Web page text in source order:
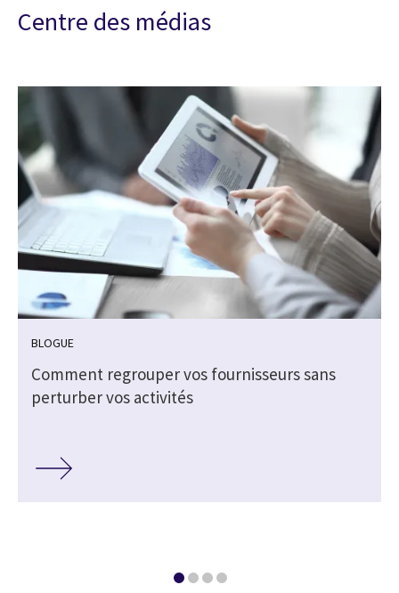
Centre des médias
BLOGUE
Comment regrouper vos fournisseurs sans
perturber vos activités